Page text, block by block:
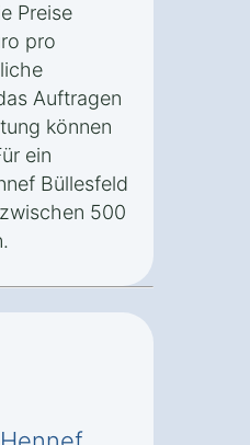
Preise
pro
Auftragen
können
ein
Büllesfeld
500